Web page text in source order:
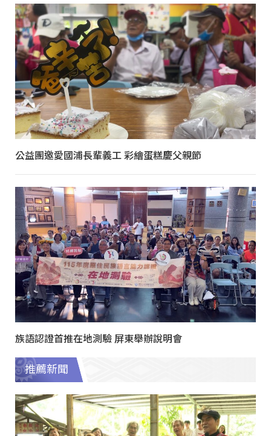
公益團邀愛國浦長輩義工 彩繪蛋糕慶父親節
族語認證首推在地測驗 屏東舉辦說明會
推薦新聞